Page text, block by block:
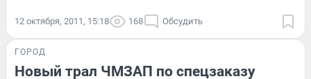
12 октября, 2011, 15:18 168 Обсудить
ГОРОД
Новый трал ЧМЗАП по спецзаказу